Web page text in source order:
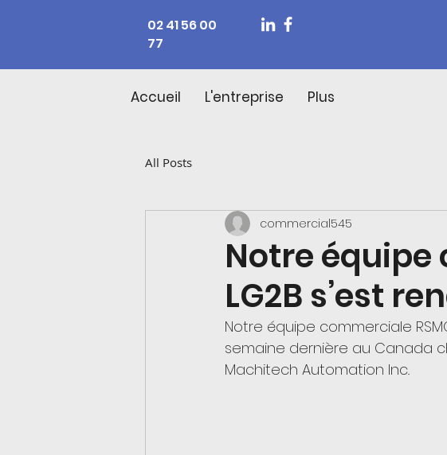
02 41 56 00
77
Accueil L'entreprise Plus
All Posts
Notre équipe
LG2B s’est
commercial545
Notre équipe commerciale
semaine dernière au Canada
Machitech Automation Inc..